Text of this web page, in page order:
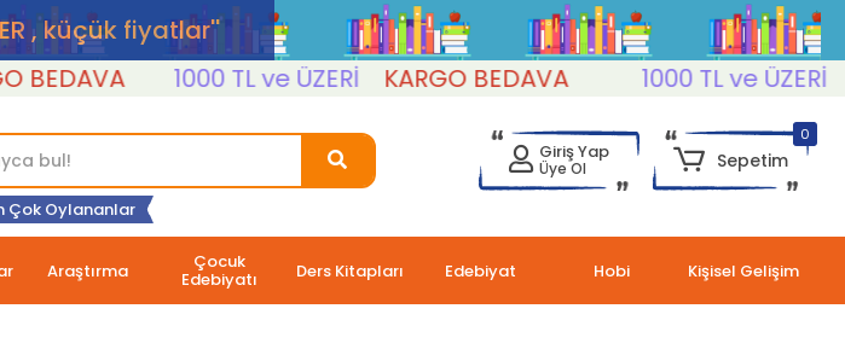
, küçük fiyatlar''
1000 TL ve ÜZERİ KARGO BEDAVA 1000 TL ve ÜZERİ
Çok Oylananlar
Giriş Yap
Üye Ol
0
Sepetim
Araştırma Çocuk
Edebiyatı Ders Kitapları Edebiyat Hobi Kişisel Gelişim